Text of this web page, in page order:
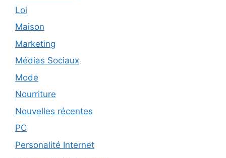
Loi
Maison
Marketing
Médias Sociaux
Mode
Nourriture
Nouvelles récentes
PC
Personalité Internet